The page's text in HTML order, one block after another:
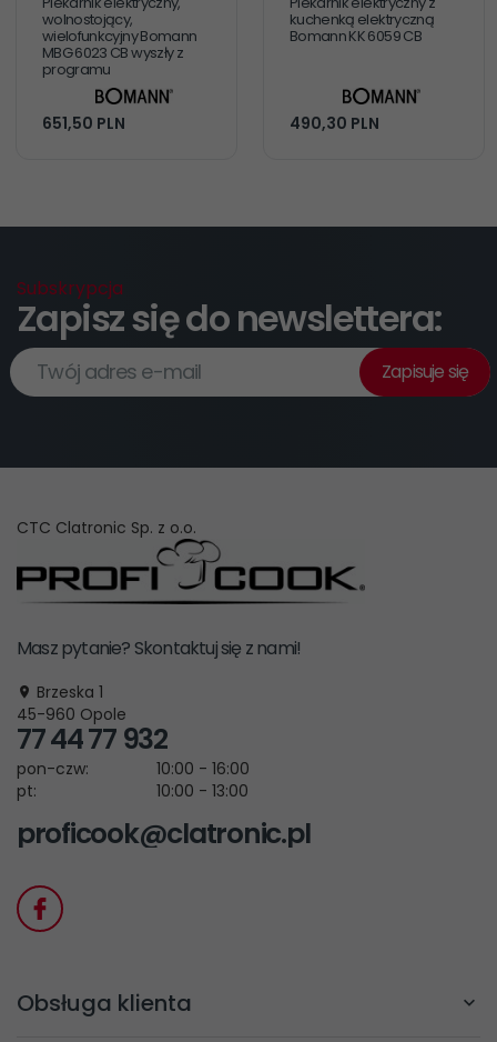
wolnostojący,
wielofunkcyjny Bomann
MBG 6023 CB wyszły z
programu
651,50 PLN
kuchenką elektryczną
Bomann KK 6059 CB
490,30 PLN
Subskrypcja
Zapisz się do newslettera:
Twój adres e-mail Zapisuje się
CTC Clatronic Sp. z o.o.
Masz pytanie? Skontaktuj się z nami!
Brzeska 1
45-960 Opole
77 44 77 932
pon-czw:
10:00 - 16:00
pt:
10:00 - 13:00
proficook@clatronic.pl
Obsługa klienta